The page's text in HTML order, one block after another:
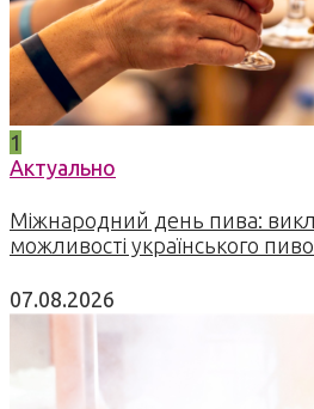
1
Актуально
Міжнародний день пива:
можливості українського
07.08.2026